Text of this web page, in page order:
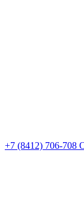
+7 (8412) 706-708